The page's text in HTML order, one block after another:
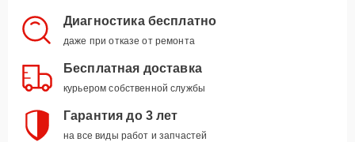
Диагностика бесплатно
даже при отказе от ремонта
Бесплатная доставка
курьером собственной службы
Гарантия до 3 лет
на все виды работ и запчастей